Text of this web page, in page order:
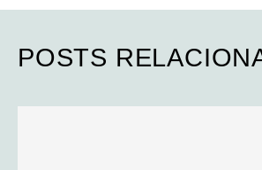
POSTS